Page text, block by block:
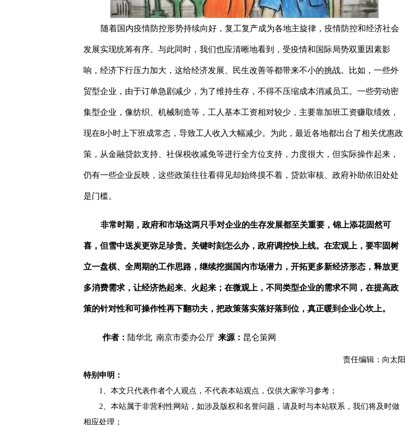
随着国内疫情防控形势持续向好，复工复产成为各地主旋律，疫情防控和经济社会
发展实现统筹有序。与此同时，我们也应清晰地看到，受疫情和国际局势双重因素影
响，经济下行压力加大，这给经济发展、民生改善等都带来不小的挑战。比如，一些外
贸型企业，由于订单急剧减少，为了维持生存，不得不压缩成本消减员工。一些劳动密
集型企业，像纺织、机械制造等，工人基本工资相对较少，主要靠加班工资赚取绩效，
现在8小时上下班成常态，导致工人收入大幅减少。为此，最近各地都出台了相关优惠政
策，从金融贷款支持、社保税收减免等进行全方位支持，力度很大，但实际操作起来，
仍有一些企业反映，这些政策往往看得见却始终摸不着，贷款审核、政府补助依旧处处
是门槛。
非常时期，政府和市场这两只手对企业的生存发展都至关重要，锦上添花固然可
喜，但雪中送炭更弥足珍贵。关键时刻怎么办，政府调控快上线。在宏观上，要牢固树
立一盘棋、全周期的工作思路，继续挖掘国内市场潜力，开拓更多新经济形态，释放更
多消费需求，让经济热起来、火起来；在微观上，不同类型企业的需求不同，在提高政
策的针对性和可操作性再下翻功夫，把政策落实落好落到位，真正暖到企业心坎上。
作者： 陆华北 南京市委办公厅来源： 昆仑策网
责任编辑：向太阳
特别申明：
1、本文只代表作者个人观点，不代表本站观点，仅供大家学习参考；
2、本站属于非营利性网站，如涉及版权和名誉问题，请及时与本站联系，我们将及时做
相应处理；